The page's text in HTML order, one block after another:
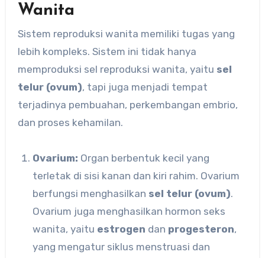
Wanita
Sistem reproduksi wanita memiliki tugas yang
lebih kompleks. Sistem ini tidak hanya
memproduksi sel reproduksi wanita, yaitu sel
telur (ovum), tapi juga menjadi tempat
terjadinya pembuahan, perkembangan embrio,
dan proses kehamilan.
Ovarium: Organ berbentuk kecil yang
terletak di sisi kanan dan kiri rahim. Ovarium
berfungsi menghasilkan sel telur (ovum).
Ovarium juga menghasilkan hormon seks
wanita, yaitu estrogen dan progesteron,
yang mengatur siklus menstruasi dan